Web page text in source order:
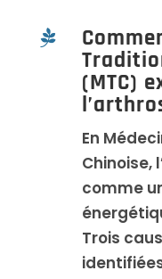

(MTC)
En
Chinoise,
comme
Trois